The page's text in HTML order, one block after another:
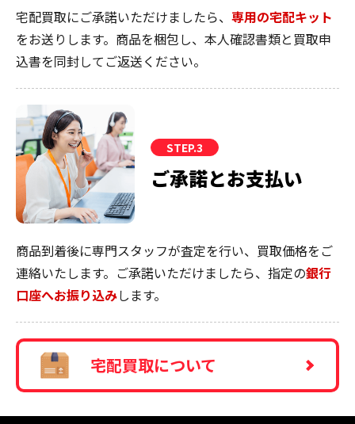
宅配買取にご承諾いただけましたら、 専用の宅配キット
をお送りします。商品を梱包し、本人確認書類と買取申
込書を同封してご返送ください。
STEP.3
ご承諾とお支払い
商品到着後に専門スタッフが査定を行い、買取価格をご
連絡いたします。ご承諾いただけましたら、指定の銀行
口座へお振り込みします。
宅配買取について